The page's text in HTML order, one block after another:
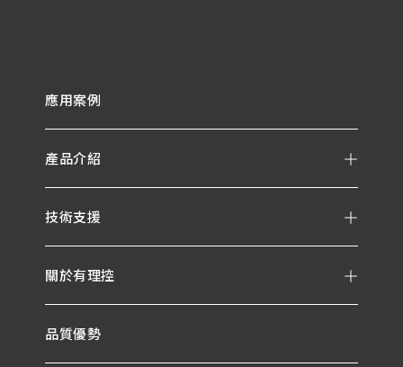
應用案例
產品介紹
技術支援
關於有理控
品質優勢